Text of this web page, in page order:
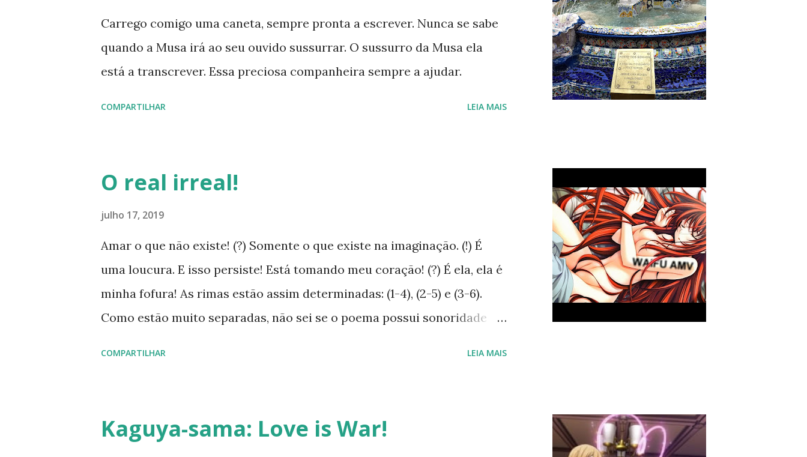
Carrego comigo uma caneta, sempre pronta a escrever. Nunca se sabe
quando a Musa irá ao seu ouvido sussurrar. O sussurro da Musa ela
está a transcrever. Essa preciosa companheira sempre a ajudar.
COMPARTILHAR LEIA MAIS
O real irreal!
julho 17, 2019
Amar o que não existe! (?) Somente o que existe na imaginação. (!) É
uma loucura. E isso persiste! Está tomando meu coração! (?) É ela, ela é
minha fofura! As rimas estão assim determinadas: (1-4), (2-5) e (3-6).
Como estão muito separadas, não sei se o poema possui sonoridade
COMPARTILHAR LEIA MAIS
Kaguya-sama: Love is War!